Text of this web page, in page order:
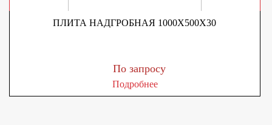
ПЛИТА НАДГРОБНАЯ 1000Х500Х30
По запросу
Подробнее